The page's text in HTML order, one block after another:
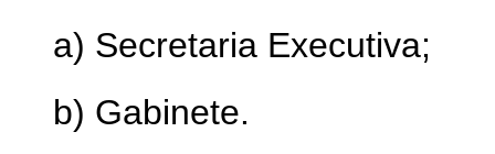
a) Secretaria Executiva;
b) Gabinete.